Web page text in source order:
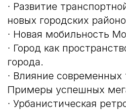
· Развитие
новых городских
· Новая мобильность
· Город как
города.
· Влияние
Примеры успешных
· Урбанистическая